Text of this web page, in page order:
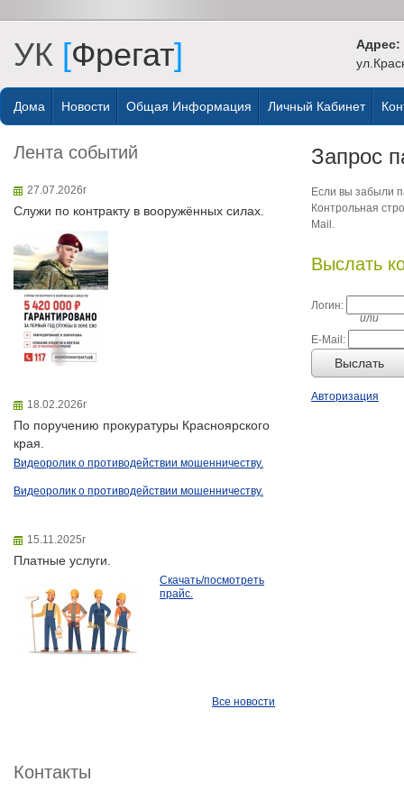
УК [Фрегат] Адрес:
Дома Новости Общая Информация Личный Кабинет
Лента событий
27.07.2026г
Служи по контракту в вооружённых силах.
18.02.2026г
По поручению прокуратуры Красноярского
края.
Видеоролик о противодействии мошенничеству.
Видеоролик о противодействии мошенничеству.
15.11.2025г
Платные услуги.
Скачать/посмотреть
прайс.
Все новости
Контакты
Запрос
Если вы забыли
Контрольная
Mail.
Выслать
Логин:
или
E-Mail:
Выслать
Авторизация